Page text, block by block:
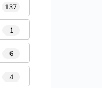
137
1
6
4